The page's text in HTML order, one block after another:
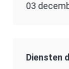
03
Diensten